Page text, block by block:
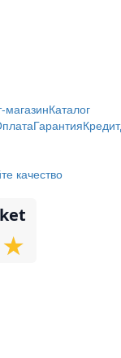
магазинКаталог
ГарантияКредит
★
★